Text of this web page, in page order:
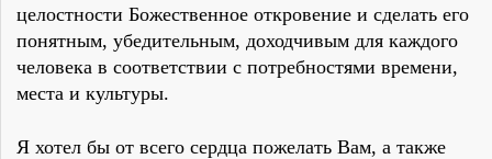
целостности Божественное откровение и сделать его
понятным, убедительным, доходчивым для каждого
человека в соответствии с потребностями времени,
места и культуры.
Я хотел бы от всего сердца пожелать Вам, а также